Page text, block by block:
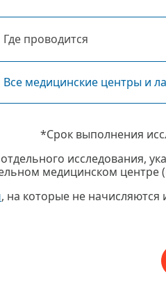
Где проводится
Все медицинские центры и
*Срок выполнения
исследования,
медицинском
, на которые не